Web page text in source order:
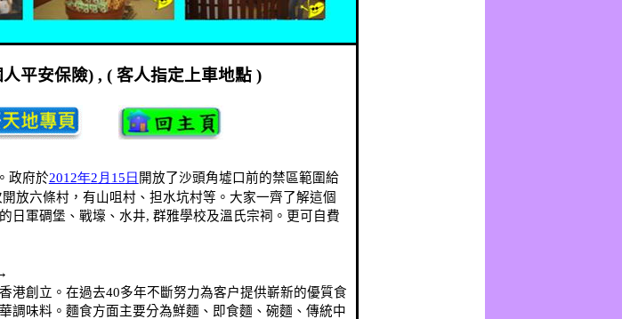
人平安保險) , (客人指定上車地點 )
政府於2012年2 月 15 日 開放了沙頭角墟口前的禁區範圍給
放六條村，有山咀村、担水坑村等。大家一齊了解這個
日軍碉堡、戰壕、水井, 群雅學校及溫氏宗祠。更可自費
港創立。在過去40多年不斷努力為客户提供嶄新的優質食
調味料。麵食方面主要分為鮮麵、即食麵、碗麵、傳統中